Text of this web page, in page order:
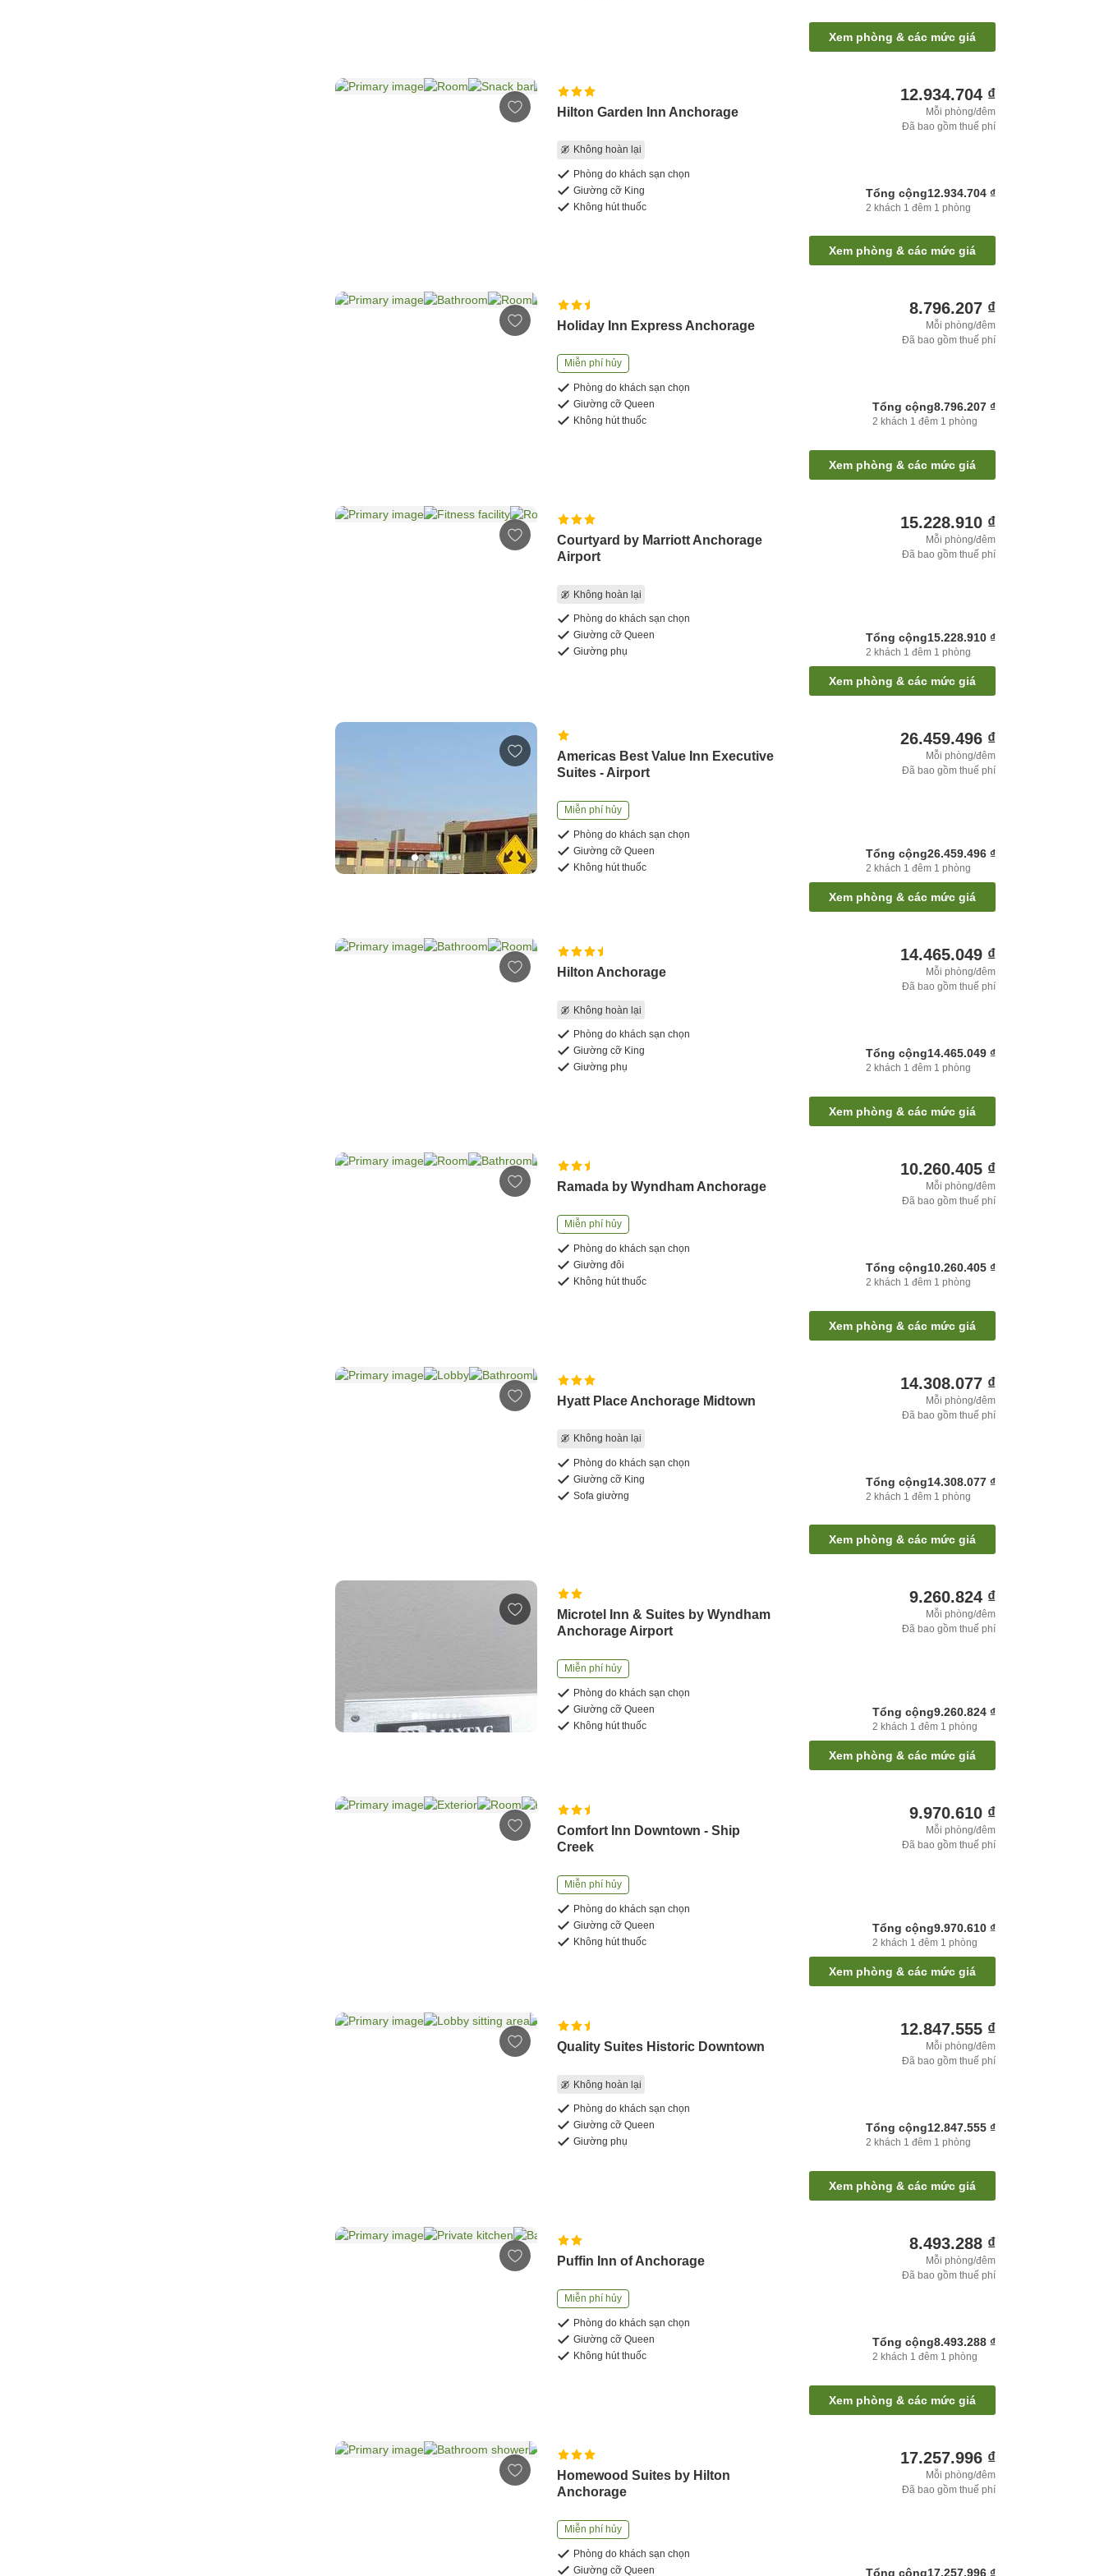
Xem phòng & các mức giá
Hilton Garden Inn Anchorage
Không hoàn lại
Phòng do khách sạn chọn
Giường cỡ King
Không hút thuốc
12.934.704 ₫
Mỗi phòng/đêm
Đã bao gồm thuế phí
Tổng cộng12.934.704 ₫
2 khách 1 đêm 1 phòng
Xem phòng & các mức giá
Holiday Inn Express Anchorage
Miễn phí hủy
Phòng do khách sạn chọn
Giường cỡ Queen
Không hút thuốc
8.796.207 ₫
Mỗi phòng/đêm
Đã bao gồm thuế phí
Tổng cộng8.796.207 ₫
2 khách 1 đêm 1 phòng
Xem phòng & các mức giá
Courtyard by Marriott Anchorage
Airport
Không hoàn lại
Phòng do khách sạn chọn
Giường cỡ Queen
Giường phụ
15.228.910 ₫
Mỗi phòng/đêm
Đã bao gồm thuế phí
Tổng cộng15.228.910 ₫
2 khách 1 đêm 1 phòng
Xem phòng & các mức giá
Americas Best Value Inn Executive
Suites - Airport
Miễn phí hủy
Phòng do khách sạn chọn
Giường cỡ Queen
Không hút thuốc
26.459.496 ₫
Mỗi phòng/đêm
Đã bao gồm thuế phí
Tổng cộng26.459.496 ₫
2 khách 1 đêm 1 phòng
Xem phòng & các mức giá
Hilton Anchorage
Không hoàn lại
Phòng do khách sạn chọn
Giường cỡ King
Giường phụ
14.465.049 ₫
Mỗi phòng/đêm
Đã bao gồm thuế phí
Tổng cộng14.465.049 ₫
2 khách 1 đêm 1 phòng
Xem phòng & các mức giá
Ramada by Wyndham Anchorage
Miễn phí hủy
Phòng do khách sạn chọn
Giường đôi
Không hút thuốc
10.260.405 ₫
Mỗi phòng/đêm
Đã bao gồm thuế phí
Tổng cộng10.260.405 ₫
2 khách 1 đêm 1 phòng
Xem phòng & các mức giá
Hyatt Place Anchorage Midtown
Không hoàn lại
Phòng do khách sạn chọn
Giường cỡ King
Sofa giường
14.308.077 ₫
Mỗi phòng/đêm
Đã bao gồm thuế phí
Tổng cộng14.308.077 ₫
2 khách 1 đêm 1 phòng
Xem phòng & các mức giá
Microtel Inn & Suites by Wyndham
Anchorage Airport
Miễn phí hủy
Phòng do khách sạn chọn
Giường cỡ Queen
Không hút thuốc
9.260.824 ₫
Mỗi phòng/đêm
Đã bao gồm thuế phí
Tổng cộng9.260.824 ₫
2 khách 1 đêm 1 phòng
Xem phòng & các mức giá
Comfort Inn Downtown - Ship
Creek
Miễn phí hủy
Phòng do khách sạn chọn
Giường cỡ Queen
Không hút thuốc
9.970.610 ₫
Mỗi phòng/đêm
Đã bao gồm thuế phí
Tổng cộng9.970.610 ₫
2 khách 1 đêm 1 phòng
Xem phòng & các mức giá
Quality Suites Historic Downtown
Không hoàn lại
Phòng do khách sạn chọn
Giường cỡ Queen
Giường phụ
12.847.555 ₫
Mỗi phòng/đêm
Đã bao gồm thuế phí
Tổng cộng12.847.555 ₫
2 khách 1 đêm 1 phòng
Xem phòng & các mức giá
Puffin Inn of Anchorage
Miễn phí hủy
Phòng do khách sạn chọn
Giường cỡ Queen
Không hút thuốc
8.493.288 ₫
Mỗi phòng/đêm
Đã bao gồm thuế phí
Tổng cộng8.493.288 ₫
2 khách 1 đêm 1 phòng
Xem phòng & các mức giá
Homewood Suites by Hilton
Anchorage
Miễn phí hủy
Phòng do khách sạn chọn
Giường cỡ Queen
17.257.996 ₫
Mỗi phòng/đêm
Đã bao gồm thuế phí
Tổng cộng17.257.996 ₫